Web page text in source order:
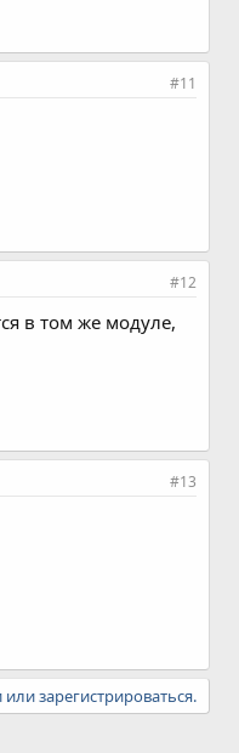
#11
#12
в том же модуле,
#13
зарегистрироваться.